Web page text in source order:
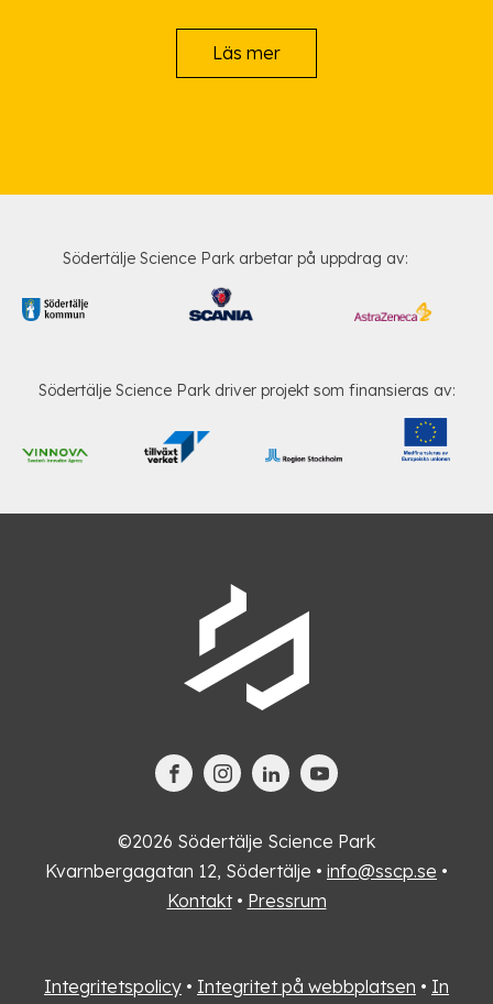
Läs mer
Södertälje Science Park arbetar på uppdrag av:
Södertälje Science Park driver projekt som finansieras av:
©2026 Södertälje Science Park
Kvarnbergagatan 12, Södertälje • info@sscp.se •
Kontakt• Pressrum
Integritetspolicy • Integritet på webbplatsen • In